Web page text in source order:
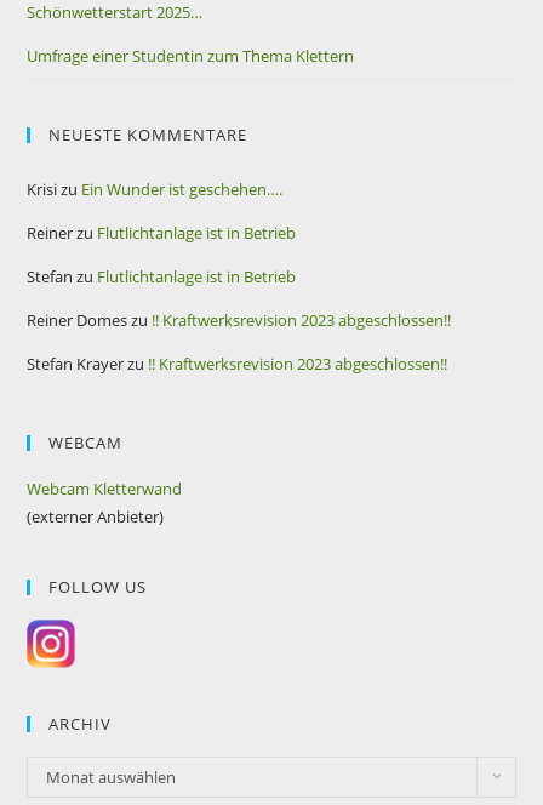
Schönwetterstart 2025…
Umfrage einer Studentin zum Thema Klettern
NEUESTE KOMMENTARE
Krisizu Ein Wunder ist geschehen….
Reinerzu Flutlichtanlage ist in Betrieb
Stefan zu Flutlichtanlage ist in Betrieb
Reiner Domeszu !! Kraftwerksrevision 2023 abgeschlossen!!
Stefan Krayerzu !! Kraftwerksrevision 2023 abgeschlossen!!
WEBCAM
Webcam Kletterwand
(externer Anbieter)
FOLLOW US
ARCHIV
Monat auswählen